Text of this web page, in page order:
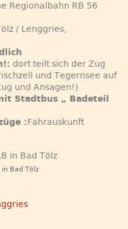
Regionalbahn RB 56
/ Lenggries,
dort teilt sich der Zug
und Tegernsee auf
und Ansagen!)
Stadtbus „ Badeteil
:Fahrauskunft
Bad Tölz